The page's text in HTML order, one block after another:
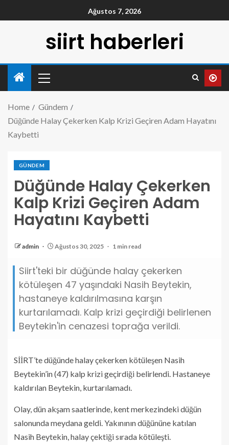
Ağustos 7, 2026
siirt haberleri
Home
Gündem
Düğünde Halay Çekerken Kalp Krizi Geçiren Adam Hayatını
Kaybetti
GÜNDEM
Düğünde Halay Çekerken
Kalp Krizi Geçiren Adam
Hayatını Kaybetti
admin Ağustos 30, 2025 1 min read
Siirt'teki bir düğünde halay çekerken
kötüleşen 47 yaşındaki Nasih Beytekin,
hastaneye kaldırılmasına karşın
kurtarılamadı. Kalp krizi geçirdiği belirlenen
Beytekin'in cenazesi toprağa verildi.
SİİRT’te düğünde halay çekerken kötüleşen Nasih
Beytekin’in (47) kalp krizi geçirdiği belirlendi. Hastaneye
kaldırılan Beytekin, kurtarılamadı.
Olay, dün akşam saatlerinde, kent merkezindeki düğün
salonunda meydana geldi. Yakınının düğününe katılan
Nasih Beytekin, halay çektiği sırada kötüleşti.